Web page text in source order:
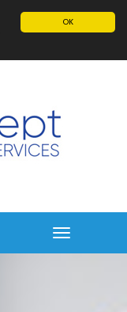
OK
Toggle
navigation